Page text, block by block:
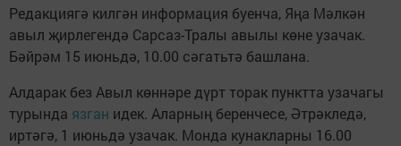
Редакциягә килгән информация буенча, Яңа Мәлкән
авыл җирлегендә Сарсаз-Тралы авылы көне узачак.
Бәйрәм 15 июньдә, 10.00 сәгатьтә башлана.
Алдарак без Авыл көннәре дүрт торак пунктта узачагы
турында язган идек. Аларның беренчесе, Әтрәкледә,
иртәгә, 1 июньдә узачак. Монда кунакларны 16.00